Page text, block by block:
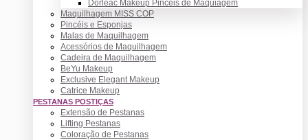
Dórleac Makeup Pinceis de Maquiagem
Maquilhagem MISS COP
Pincéis e Esponjas
Malas de Maquilhagem
Acessórios de Maquilhagem
Cadeira de Maquilhagem
BeYu Makeup
Exclusive Elegant Makeup
Catrice Makeup
PESTANAS POSTIÇAS
Extensão de Pestanas
Lifting Pestanas
Coloração de Pestanas